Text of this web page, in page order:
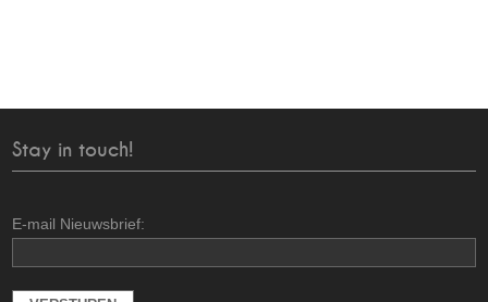
Stay in touch!
E-mail Nieuwsbrief: